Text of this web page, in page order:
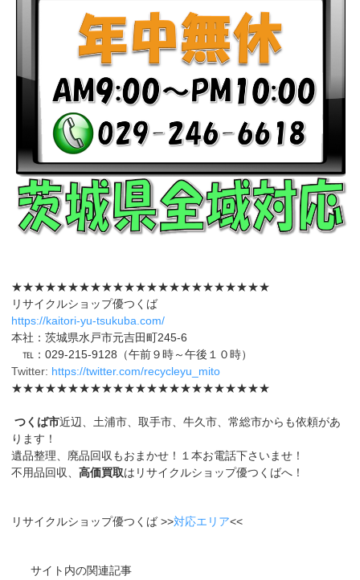
★★★★★★★★★★★★★★★★★★★★★★★
リサイクルショップ優つくば
https://kaitori-yu-tsukuba.com/
本社：茨城県水戸市元吉田町245-6
℡：029-215-9128（午前９時～午後１０時）
Twitter: https://twitter.com/recycleyu_mito
★★★★★★★★★★★★★★★★★★★★★★★
つくば市近辺、土浦市、取手市、牛久市、常総市からも依頼があ
ります！
遺品整理、廃品回収もおまかせ！１本お電話下さいませ！
不用品回収、高価買取はリサイクルショップ優つくばへ！
リサイクルショップ優つくば >>対応エリア<<
サイト内の関連記事